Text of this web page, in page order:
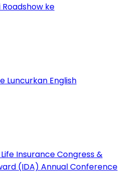
Roadshow ke
Luncurkan English
Insurance Congress &
(IDA) Annual Conference